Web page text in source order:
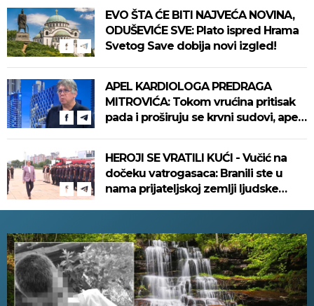
EVO ŠTA ĆE BITI NAJVEĆA NOVINA,
ODUŠEVIĆE SVE: Plato ispred Hrama
Svetog Save dobija novi izgled!
APEL KARDIOLOGA PREDRAGA
MITROVIĆA: Tokom vrućina pritisak
pada i proširuju se krvni sudovi, apel
HEROJI SE VRATILI KUĆI - Vučić na
dočeku vatrogasaca: Branili ste u
nama prijateljskoj zemlji ljudske